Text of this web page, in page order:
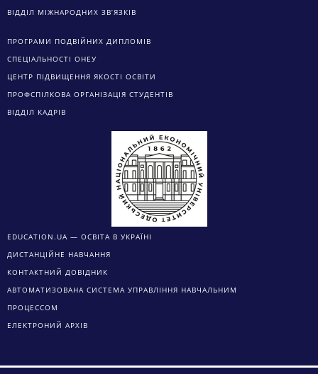
ВІДДІЛ МІЖНАРОДНИХ ЗВ’ЯЗКІВ
ПРОГРАМИ ПОДВІЙНИХ ДИПЛОМІВ
СПЕЦІАЛЬНОСТІ ОНЕУ
ЦЕНТР ПІДВИЩЕННЯ ЯКОСТІ ОСВІТИ
ПРОФСПІЛКОВА ОРГАНІЗАЦІЯ СТУДЕНТІВ
ВІДДІЛ КАДРІВ
EDUCATION.UA — ОСВІТА В УКРАЇНІ
ДИСТАНЦІЙНЕ НАВЧАННЯ
КОНТАКТНИЙ ДОВІДНИК
АВТОМАТИЗОВАНА СИСТЕМА УПРАВЛІННЯ НАВЧАЛЬНИМ
ПРОЦЕССОМ
ЕЛЕКТРОНИЙ АРХІВ